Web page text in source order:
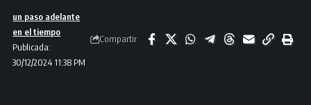
Publicada:
30/12/2024 11:38 PM
un paso adelante
en el tiempo
Compartir